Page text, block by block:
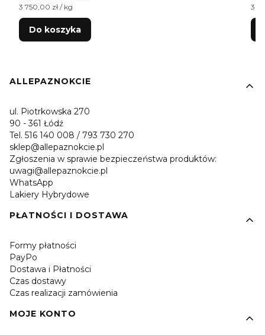
Cena jednostkowa netto
3 750,00 zł / kg
Do koszyka
3
Linki w stopce
ALLEPAZNOKCIE
ul. Piotrkowska 270
90 - 361 Łódź
Tel. 516 140 008 / 793 730 270
sklep@allepaznokcie.pl
Zgłoszenia w sprawie bezpieczeństwa produktów:
uwagi@allepaznokcie.pl
WhatsApp
Lakiery Hybrydowe
PŁATNOŚCI I DOSTAWA
Formy płatności
PayPo
Dostawa i Płatności
Czas dostawy
Czas realizacji zamówienia
MOJE KONTO